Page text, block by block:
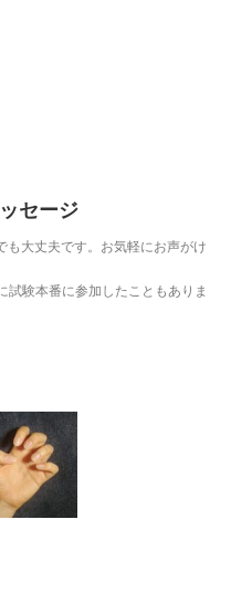
セージ
も大丈夫です。お気軽にお声がけ
験本番に参加したこともありま